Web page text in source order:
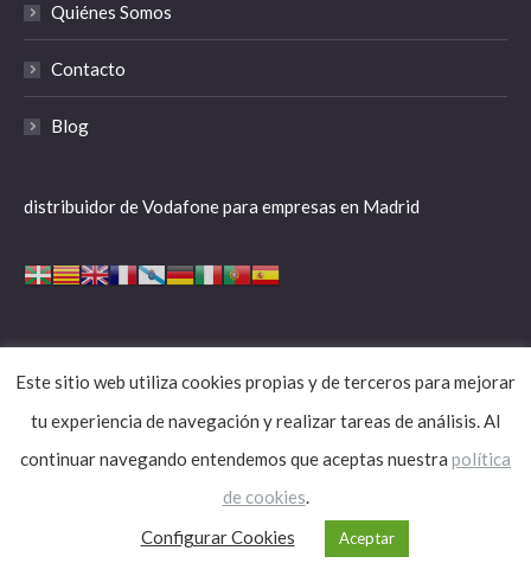
Quiénes Somos
Contacto
Blog
distribuidor de Vodafone para empresas en Madrid
aspafone.com
Aviso legal|Política de cookies|Política de privacidad| © aspafone
Este sitio web utiliza cookies propias y de terceros para mejorar
tu experiencia de navegación y realizar tareas de análisis. Al
continuar navegando entendemos que aceptas nuestra política
de cookies.
Configurar Cookies
Aceptar